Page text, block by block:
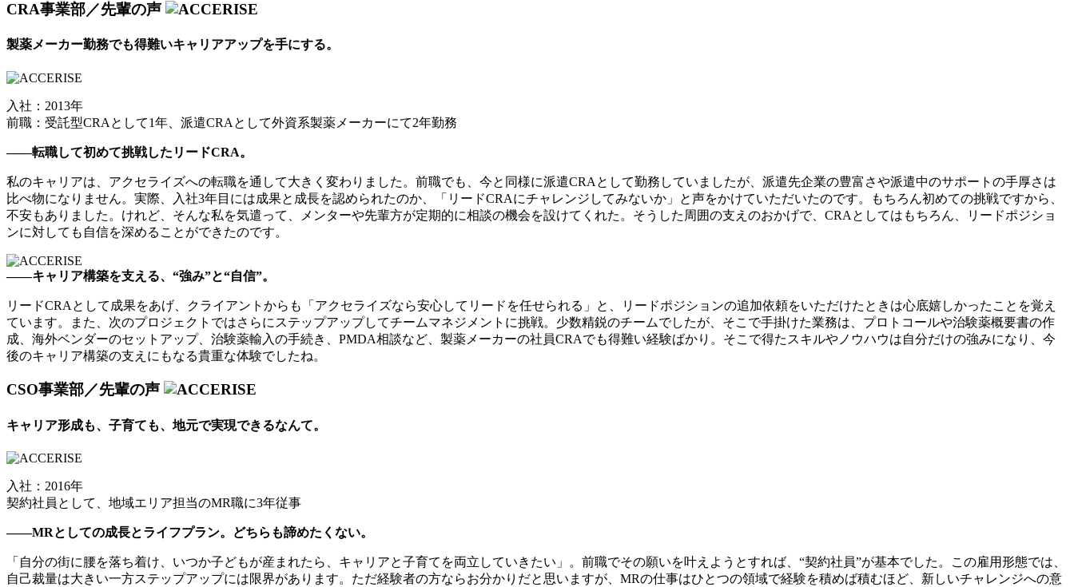
CRA事業部／先輩の声
製薬メーカー勤務でも得難いキャリアアップを手にする。
入社：2013年
前職：受託型CRAとして1年、派遣CRAとして外資系製薬メーカーにて2年勤務
――転職して初めて挑戦したリードCRA。
私のキャリアは、アクセライズへの転職を通して大きく変わりました。前職でも、今と同様に派遣CRAとして勤務していましたが、派遣先企業の豊富さや派遣中のサポートの手厚さは
比べ物になりません。実際、入社3年目には成果と成長を認められたのか、「リードCRAにチャレンジしてみないか」と声をかけていただいたのです。もちろん初めての挑戦ですから、
不安もありました。けれど、そんな私を気遣って、メンターや先輩方が定期的に相談の機会を設けてくれた。そうした周囲の支えのおかげで、CRAとしてはもちろん、リードポジショ
ンに対しても自信を深めることができたのです。
――キャリア構築を支える、“強み”と“自信”。
リードCRAとして成果をあげ、クライアントからも「アクセライズなら安心してリードを任せられる」と、リードポジションの追加依頼をいただけたときは心底嬉しかったことを覚え
ています。また、次のプロジェクトではさらにステップアップしてチームマネジメントに挑戦。少数精鋭のチームでしたが、そこで手掛けた業務は、プロトコールや治験薬概要書の作
成、海外ベンダーのセットアップ、治験薬輸入の手続き、PMDA相談など、製薬メーカーの社員CRAでも得難い経験ばかり。そこで得たスキルやノウハウは自分だけの強みになり、今
後のキャリア構築の支えにもなる貴重な体験でしたね。
CSO事業部／先輩の声
キャリア形成も、子育ても、地元で実現できるなんて。
入社：2016年
契約社員として、地域エリア担当のMR職に3年従事
――MRとしての成長とライフプラン。どちらも諦めたくない。
「自分の街に腰を落ち着け、いつか子どもが産まれたら、キャリアと子育てを両立していきたい」。前職でその願いを叶えようとすれば、“契約社員”が基本でした。この雇用形態では、
自己裁量は大きい一方ステップアップには限界があります。ただ経験者の方ならお分かりだと思いますが、MRの仕事はひとつの領域で経験を積めば積むほど、新しいチャレンジへの意